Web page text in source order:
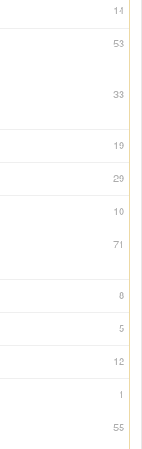
14
53
33
19
29
10
71
8
5
12
1
55